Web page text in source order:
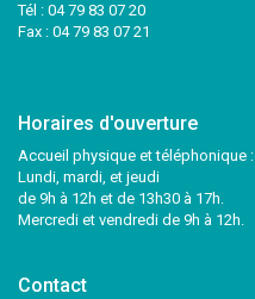
Tél : 04 79 83 07 20
Fax : 04 79 83 07 21
Horaires d'ouverture
Accueil physique et téléphonique :
Lundi, mardi, et jeudi
de 9h à 12h et de 13h30 à 17h.
Mercredi et vendredi de 9h à 12h.
Contact